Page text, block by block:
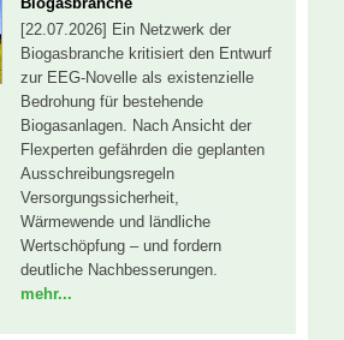
[22.07.2026] Ein Netzwerk der
Biogasbranche kritisiert den Entwurf
zur EEG-Novelle als existenzielle
Bedrohung für bestehende
Biogasanlagen. Nach Ansicht der
Flexperten gefährden die geplanten
Ausschreibungsregeln
Versorgungssicherheit,
Wärmewende und ländliche
Wertschöpfung – und fordern
deutliche Nachbesserungen.
mehr...